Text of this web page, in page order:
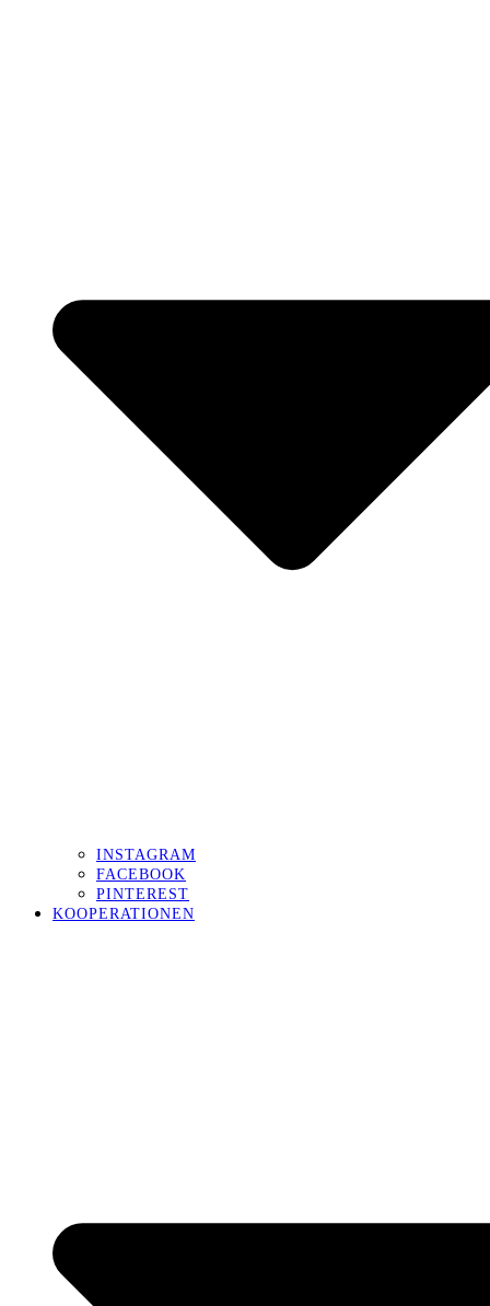
INSTAGRAM
FACEBOOK
PINTEREST
KOOPERATIONEN